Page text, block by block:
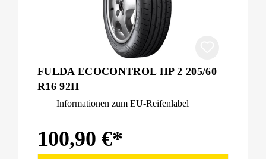
FULDA ECOCONTROL HP 2 205/60
R16 92H
Informationen zum EU-Reifenlabel
100,90 €*